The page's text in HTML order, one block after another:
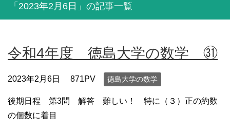
「2023年2月6日」の記事一覧
令和4年度 徳島大学の数学 ㉛
2023年2月6日 871PV 徳島大学の数学
後期日程 第3問 解答 難しい！ 特に（３）正の約数
の個数に着目